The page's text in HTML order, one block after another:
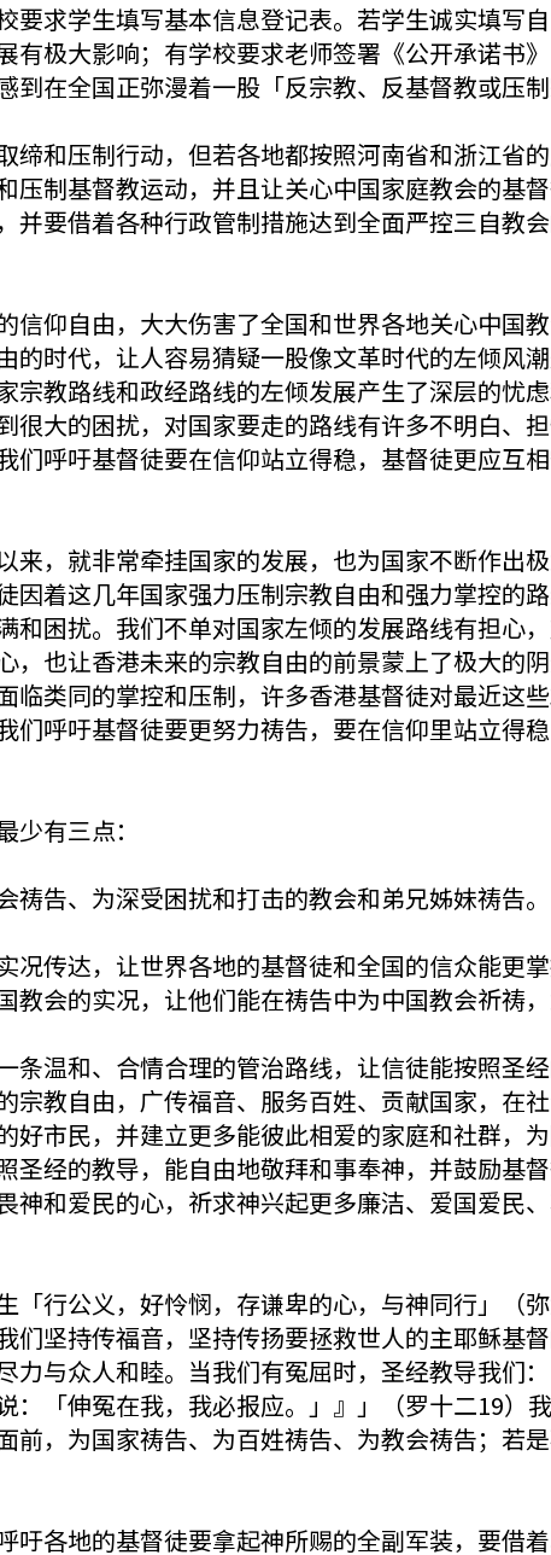
要求学生填写基本信息登记表。若学生诚实填写
有极大影响；有学校要求老师签署《公开承诺书
在全国正弥漫着一股「反宗教、反基督教或压
缔和压制行动，但若各地都按照河南省和浙江省
压制基督教运动，并且让关心中国家庭教会的基
并要借着各种行政管制措施达到全面严控三自教
信仰自由，大大伤害了全国和世界各地关心中国
的时代，让人容易猜疑一股像文革时代的左倾风
宗教路线和政经路线的左倾发展产生了深层的忧
很大的困扰，对国家要走的路线有许多不明白、
们呼吁基督徒要在信仰站立得稳，基督徒更应互
来，就非常牵挂国家的发展，也为国家不断作出
因着这几年国家强力压制宗教自由和强力掌控的
和困扰。我们不单对国家左倾的发展路线有担心
，也让香港未来的宗教自由的前景蒙上了极大的
临类同的掌控和压制，许多香港基督徒对最近这
们呼吁基督徒要更努力祷告，要在信仰里站立得
有三点：
告、为深受困扰和打击的教会和弟兄姊妹祷告。
况传达，让世界各地的基督徒和全国的信众能更
会的实况，让他们能在祷告中为中国教会祈祷
条温和、合情合理的管治路线，让信徒能按照圣
宗教自由，广传福音、服务百姓、贡献国家，在
好市民，并建立更多能彼此相爱的家庭和社群，
圣经的教导，能自由地敬拜和事奉神，并鼓励基
神和爱民的心，祈求神兴起更多廉洁、爱国爱民
「行公义，好怜悯，存谦卑的心，与神同行」（
坚持传福音，坚持传扬要拯救世人的主耶稣基
力与众人和睦。当我们有冤屈时，圣经教导我们
：「伸冤在我，我必报应。」』」（罗十二19）
前，为国家祷告、为百姓祷告、为教会祷告；若
吁各地的基督徒要拿起神所赐的全副军装，要借